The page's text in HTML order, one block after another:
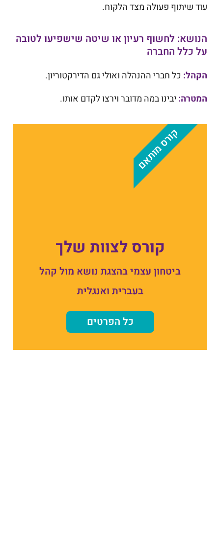
עוד שיתוף פעולה מצד הלקוח.
הנושא: לחשוף רעיון או שיטה שישפיעו לטובה
על כלל החברה
הקהל: כל חברי ההנהלה ואולי גם הדירקטוריון.
המטרה: יבינו במה מדובר וירצו לקדם אותו.
קורס לצוות שלך
ביטחון עצמי בהצגת נושא מול קהל
בעברית ואנגלית
כל הפרטים
קורס מותאם